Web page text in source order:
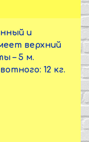
и
верхний
– 5 м.
12 кг.